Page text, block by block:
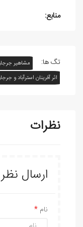
منابع:
تگ ها: مشاهیر
اثر آفرينان استرآباد و
نظرات
ارسال
نام